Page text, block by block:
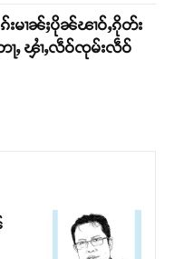
းမၢၼ်ႈပိုၼ်ၽၢဝ်ႇၵိုတ်း
ႃႇ ၾၢႆႇလဵဝ်ၸုမ်းလဵဝ်